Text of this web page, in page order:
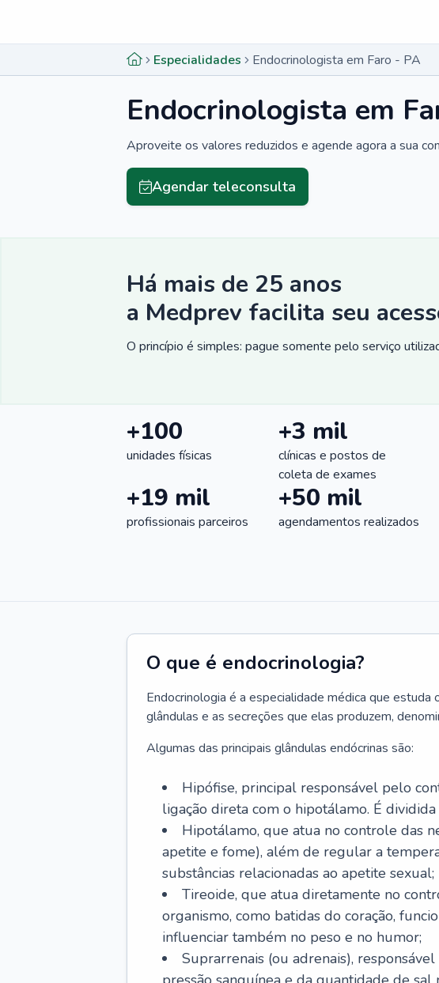
Especialidades Endocrinologista em Faro - PA
Endocrinologista em
Aproveite os valores reduzidos e agende agora a sua
Agendar teleconsulta
Há mais de 25 anos
a Medprev facilita seu
O princípio é simples: pague somente pelo serviço
+100
unidades físicas
+3 mil
clínicas e postos de
coleta de exames
+19 mil
profissionais parceiros
+50 mil
agendamentos realizados
O que é endocrinologia?
Endocrinologia é a especialidade médica que
glândulas e as secreções que elas produzem,
Algumas das principais glândulas endócrinas são:
Hipófise, principal responsável pelo
ligação direta com o hipotálamo. É
Hipotálamo, que atua no controle das
apetite e fome), além de regular a
substâncias relacionadas ao apetite sexual;
Tireoide, que atua diretamente no
organismo, como batidas do coração,
influenciar também no peso e no humor;
Suprarrenais (ou adrenais),